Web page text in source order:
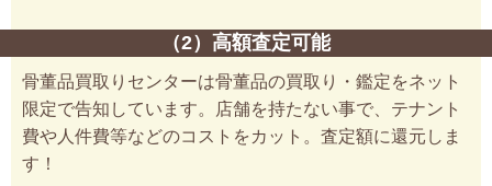
（2）高額査定可能
骨董品買取りセンターは骨董品の買取り・鑑定をネット
限定で告知しています。店舗を持たない事で、テナント
費や人件費等などのコストをカット。査定額に還元しま
す！